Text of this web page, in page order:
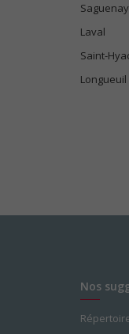
Saguenay
Laval
Saint-
Longueuil
Nos